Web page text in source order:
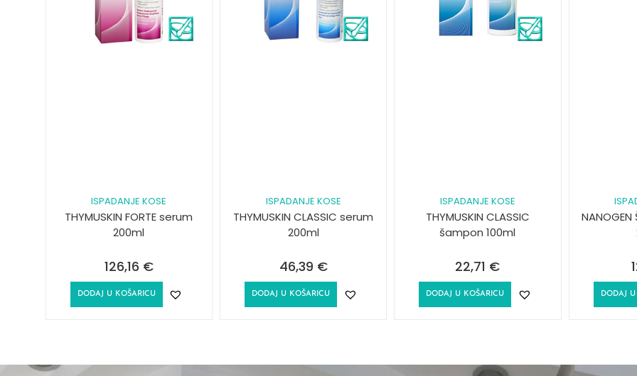
ISPADANJE KOSE
THYMUSKIN FORTE serum
200ml
126,16 €
DODAJ U KOŠARICU
ISPADANJE KOSE
THYMUSKIN CLASSIC serum
200ml
46,39 €
DODAJ U KOŠARICU
ISPADANJE KOSE
THYMUSKIN CLASSIC
šampon 100ml
22,71 €
DODAJ U KOŠARICU DODAJ